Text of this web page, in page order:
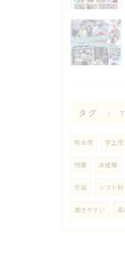
タグ
熊本市 宇土市
残業 未経験
手当 シフト制
働きやすい 高